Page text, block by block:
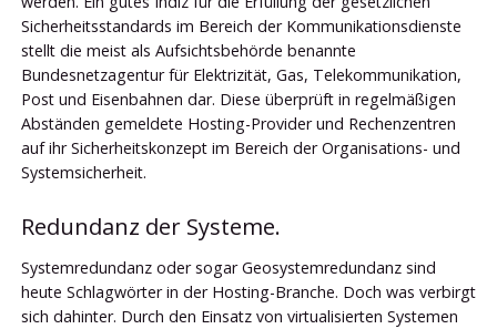
Sicherheitsstandards im Bereich der Kommunikationsdienste
stellt die meist als Aufsichtsbehörde benannte
Bundesnetzagentur für Elektrizität, Gas, Telekommunikation,
Post und Eisenbahnen dar. Diese überprüft in regelmäßigen
Abständen gemeldete Hosting-Provider und Rechenzentren
auf ihr Sicherheitskonzept im Bereich der Organisations- und
Systemsicherheit.
Redundanz der Systeme.
Systemredundanz oder sogar Geosystemredundanz sind
heute Schlagwörter in der Hosting-Branche. Doch was verbirgt
sich dahinter. Durch den Einsatz von virtualisierten Systemen